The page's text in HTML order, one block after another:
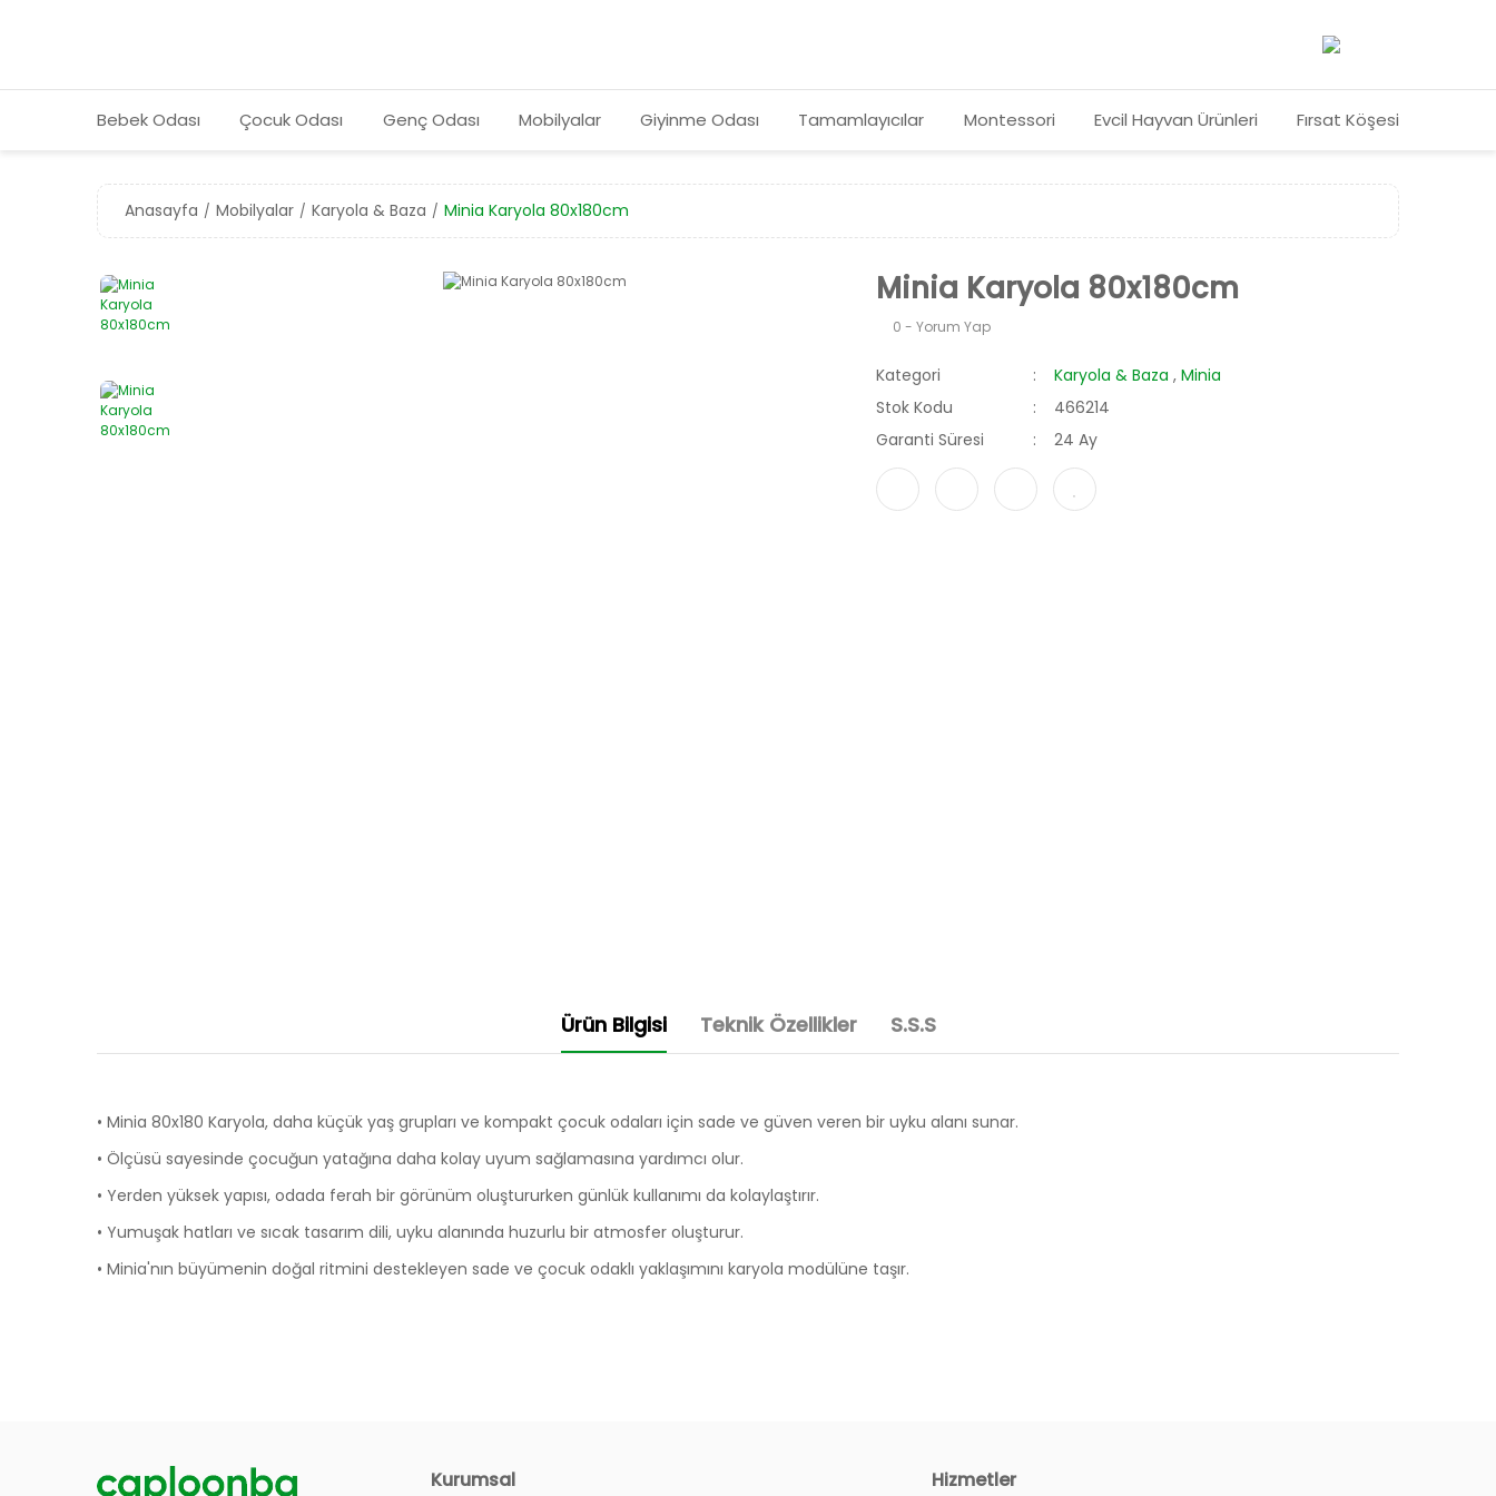
Bebek Odası Çocuk Odası Genç Odası Mobilyalar Giyinme Odası Tamamlayıcılar Montessori Evcil Hayvan Ürünleri Fırsat Köşesi
Anasayfa Mobilyalar Karyola & Baza Minia Karyola 80x180cm
Minia Karyola 80x180cm
0 - Yorum Yap
Kategori Karyola & Baza , Minia
Stok Kodu
466214
Garanti Süresi
24 Ay
Ürün Bilgisi Teknik Özellikler S.S.S
• Minia 80x180 Karyola, daha küçük yaş grupları ve kompakt çocuk odaları için sade ve güven veren bir uyku alanı sunar.
• Ölçüsü sayesinde çocuğun yatağına daha kolay uyum sağlamasına yardımcı olur.
• Yerden yüksek yapısı, odada ferah bir görünüm oluştururken günlük kullanımı da kolaylaştırır.
• Yumuşak hatları ve sıcak tasarım dili, uyku alanında huzurlu bir atmosfer oluşturur.
• Minia'nın büyümenin doğal ritmini destekleyen sade ve çocuk odaklı yaklaşımını karyola modülüne taşır.
Yükseklik
66 cm
Siteniz Üzerinden Nasıl Sipariş Verebilirim?
Kurumsal Hizmetler